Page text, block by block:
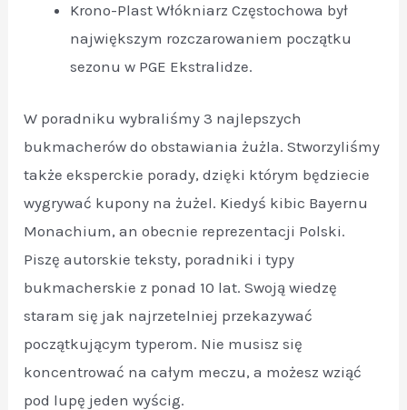
Krono-Plast Włókniarz Częstochowa był
największym rozczarowaniem początku
sezonu w PGE Ekstralidze.
W poradniku wybraliśmy 3 najlepszych
bukmacherów do obstawiania żużla. Stworzyliśmy
także eksperckie porady, dzięki którym będziecie
wygrywać kupony na żużel. Kiedyś kibic Bayernu
Monachium, an obecnie reprezentacji Polski.
Piszę autorskie teksty, poradniki i typy
bukmacherskie z ponad 10 lat. Swoją wiedzę
staram się jak najrzetelniej przekazywać
początkującym typerom. Nie musisz się
koncentrować na całym meczu, a możesz wziąć
pod lupę jeden wyścig.